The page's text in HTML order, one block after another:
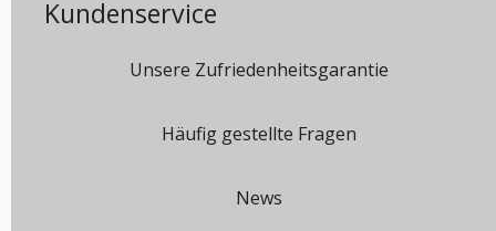
Kundenservice
Unsere Zufriedenheitsgarantie
Häufig gestellte Fragen
News